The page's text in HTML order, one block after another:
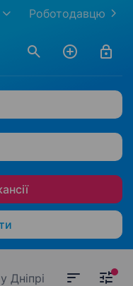
Роботодавцю
Дніпрі